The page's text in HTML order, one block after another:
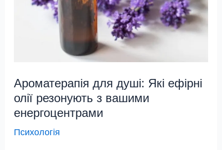
Ароматерапія для душі: Які ефірні
олії резонують з вашими
енергоцентрами
Психологія